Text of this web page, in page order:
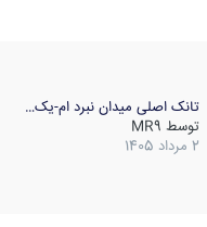
تانک اصلی میدان نبرد ام-یک…
توسط MR9
2 مرداد 1405